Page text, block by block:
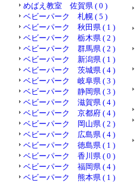
めばえ教室 佐賀県 ( 0 )
ベビーパーク 札幌 ( 5 )
ベビーパーク 秋田県 ( 1 )
ベビーパーク 栃木県 ( 2 )
ベビーパーク 群馬県 ( 2 )
ベビーパーク 新潟県 ( 1 )
ベビーパーク 茨城県 ( 4 )
ベビーパーク 岐阜県 ( 3 )
ベビーパーク 静岡県 ( 3 )
ベビーパーク 滋賀県 ( 4 )
ベビーパーク 京都府 ( 4 )
ベビーパーク 岡山県 ( 2 )
ベビーパーク 広島県 ( 4 )
ベビーパーク 徳島県 ( 1 )
ベビーパーク 香川県 ( 0 )
ベビーパーク 福岡県 ( 4 )
ベビーパーク 熊本県 ( 1 )